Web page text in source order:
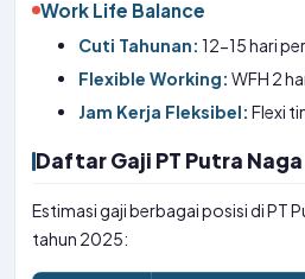
Work Life Balance
Cuti Tahunan: 12-15 hari
Flexible Working: WFH 2
Jam Kerja Fleksibel: Flexi
Daftar Gaji PT Putra
Estimasi gaji berbagai posisi di PT
tahun 2025: